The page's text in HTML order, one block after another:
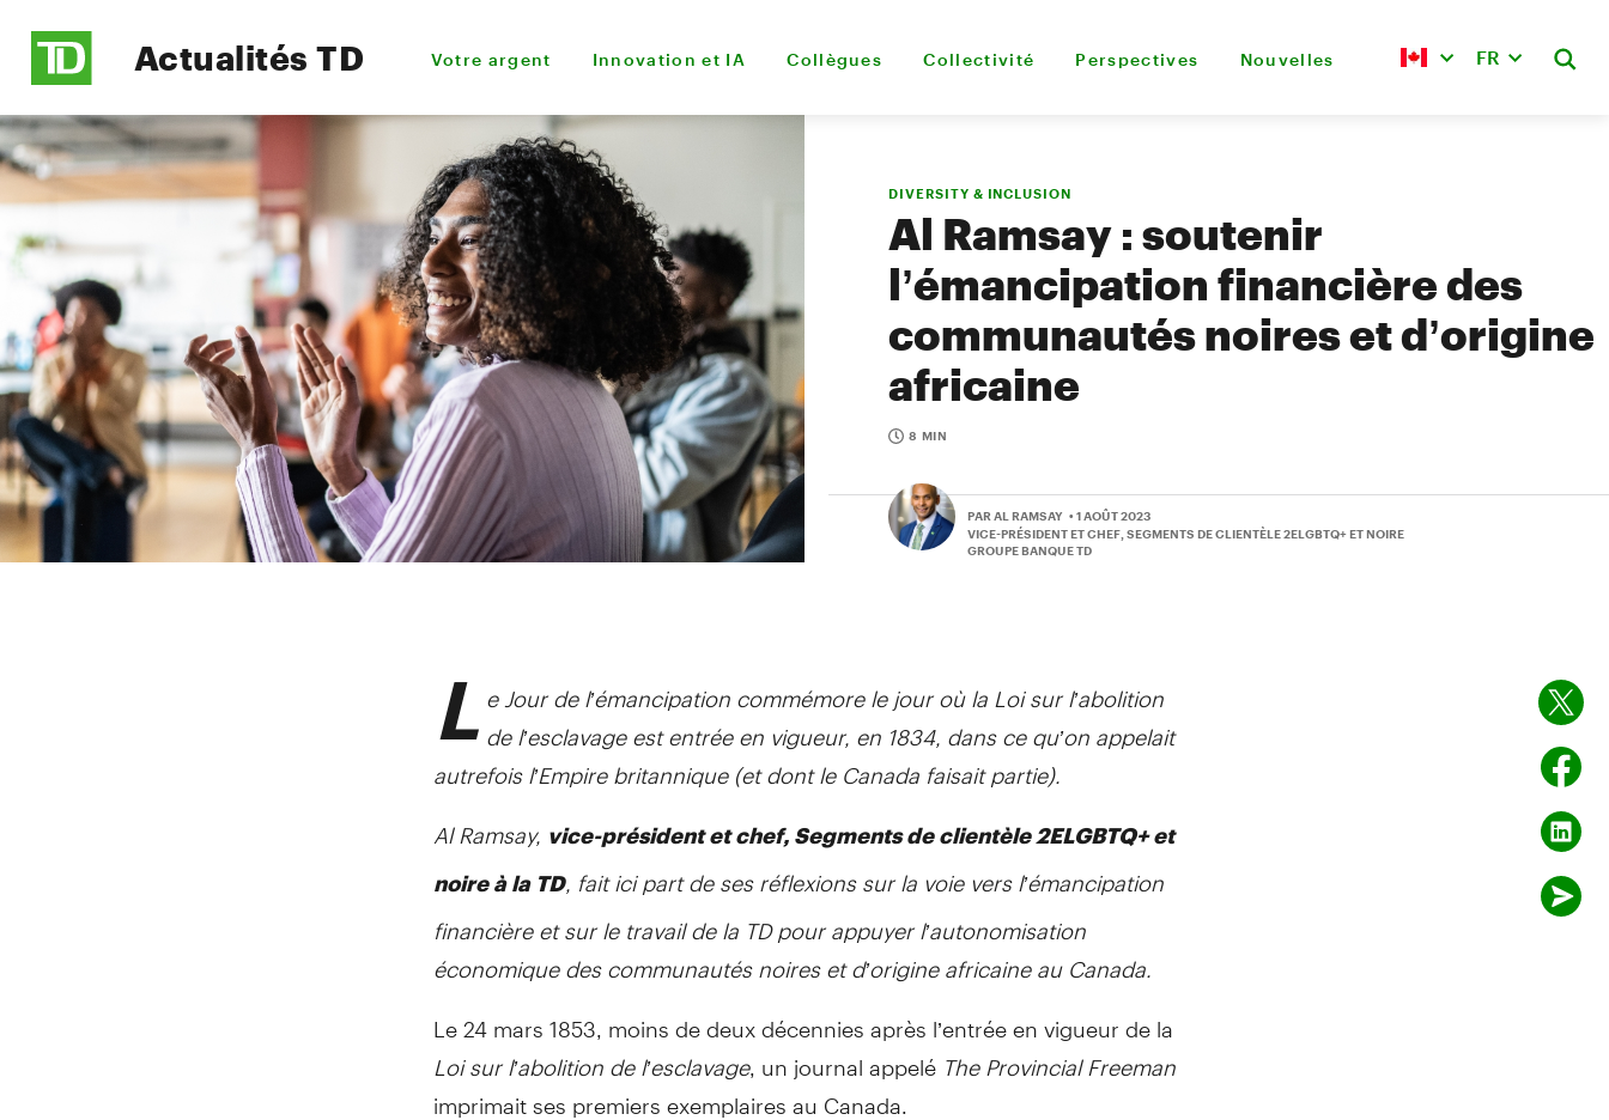
Actualités TD Votre argent Innovation et IA Collègues Collectivité Perspectives Nouvelles FR
DIVERSITY & INCLUSION
Al Ramsay : soutenir
l’émancipation financière des
communautés noires et d’origine
africaine
8 MIN
PAR AL RAMSAY • 1 AOÛT 2023
VICE-PRÉSIDENT ET CHEF, SEGMENTS DE CLIENTÈLE 2ELGBTQ+ ET NOIRE
GROUPE BANQUE TD
L e Jour de l’émancipation commémore le jour où la Loi sur l’abolition
de l’esclavage est entrée en vigueur, en 1834, dans ce qu’on appelait
autrefois l’Empire britannique (et dont le Canada faisait partie).
Al Ramsay, vice-président et chef, Segments de clientèle 2ELGBTQ+ et
noire à la TD, fait ici part de ses réflexions sur la voie vers l’émancipation
financière et sur le travail de la TD pour appuyer l’autonomisation
économique des communautés noires et d’origine africaine au Canada.
Le 24 mars 1853, moins de deux décennies après l’entrée en vigueur de la
Loi sur l’abolition de l’esclavage, un journal appelé The Provincial Freeman
imprimait ses premiers exemplaires au Canada.